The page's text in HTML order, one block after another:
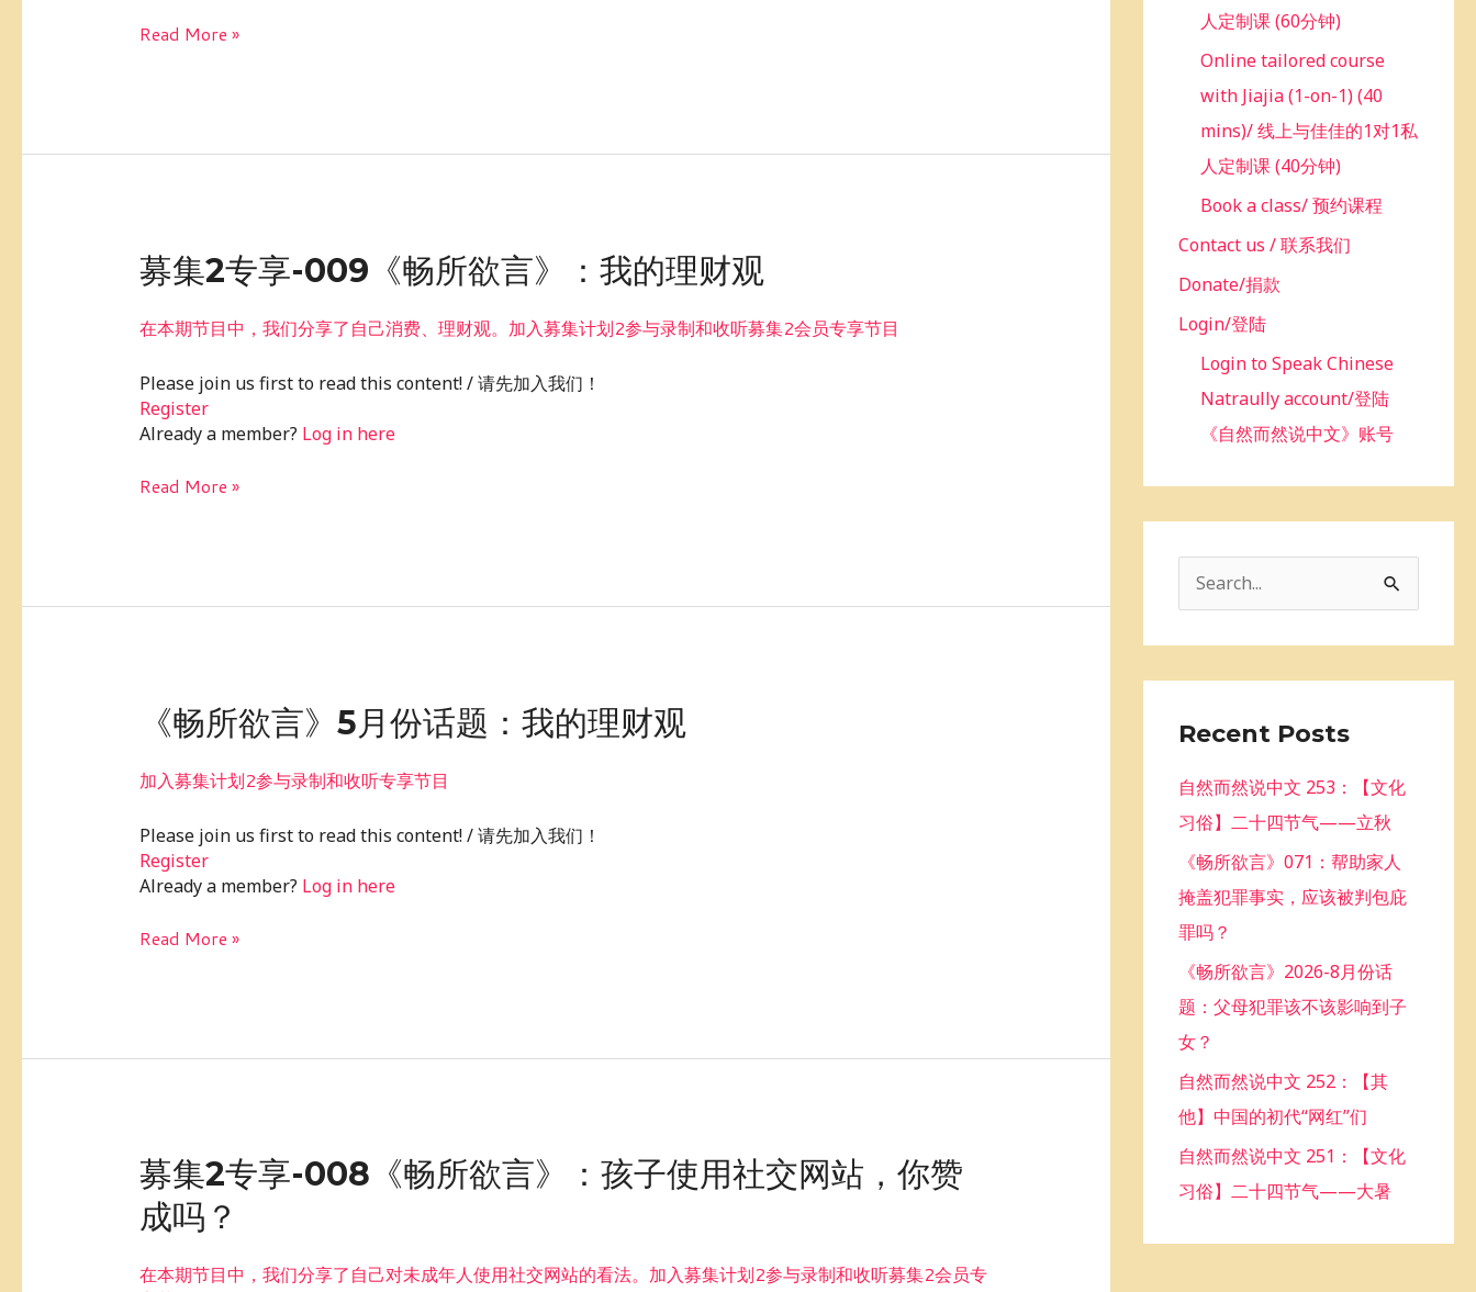
我
Read More »
募集2专享-009《畅所欲言》：我的理财观
在本期节目中，我们分享了自己消费、理财观。加入募集计划2参与录制和收听募集2会员专享节目
Please join us first to read this content! / 请先加入我们！
Register
Already a member? Log in here
募
集
专
所
欲
言》：
的
Read More »
《畅所欲言》5月份话题：我的理财观
加入募集计划2参与录制和收听专享节目
Please join us first to read this content! / 请先加入我们！
Register
Already a member? Log in here
《畅
言》
月
份
话
我
Read More »
募集2专享-008《畅所欲言》：孩子使用社交网站，你赞
成吗？
在本期节目中，我们分享了自己对未成年人使用社交网站的看法。加入募集计划2参与录制和收听募集2会员专
募
集
2
专
享-008《畅
人定制课 (60分钟)
Online tailored course
with Jiajia (1-on-1) (40
mins)/ 线上与佳佳的1对1私
人定制课 (40分钟)
Book a class/ 预约课程
Contact us / 联系我们
Donate/捐款
Login/登陆
Login to Speak Chinese
Natraully account/登陆
《自然而然说中文》账号
c
f
o
:
Recent Posts
自然而然说中文 253：【文化
习俗】二十四节气——立秋
《畅所欲言》071：帮助家人
掩盖犯罪事实，应该被判包庇
罪吗？
《畅所欲言》2026-8月份话
题：父母犯罪该不该影响到子
女？
自然而然说中文 252：【其
他】中国的初代“网红”们
自然而然说中文 251：【文化
习俗】二十四节气——大暑